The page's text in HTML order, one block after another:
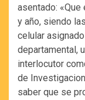
asentado:
y año, siendo
celular
departamental,
interlocutor
de
saber que se